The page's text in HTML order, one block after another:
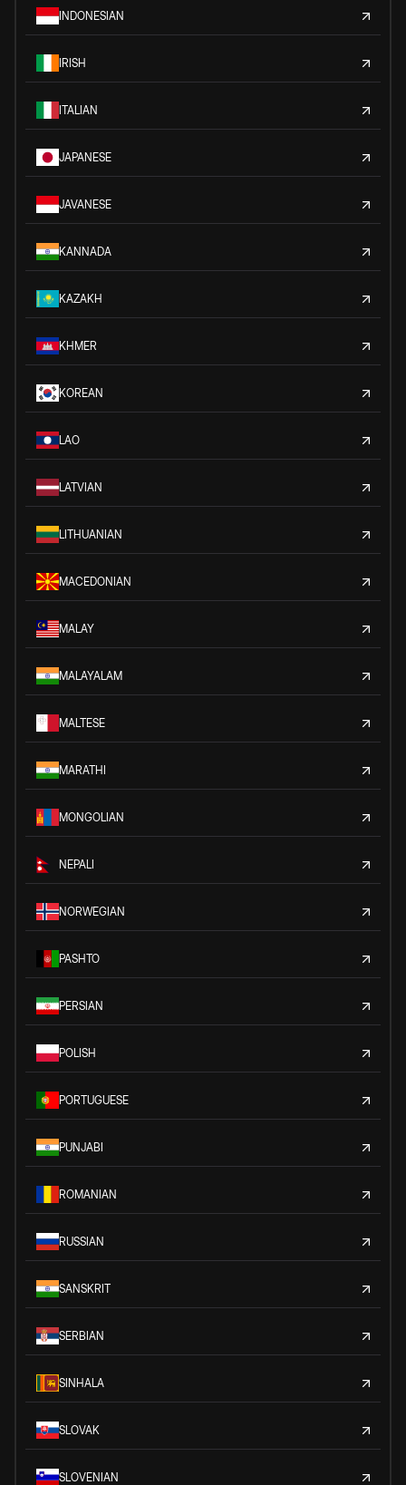
INDONESIAN
IRISH
ITALIAN
JAPANESE
JAVANESE
KANNADA
KAZAKH
KHMER
KOREAN
LAO
LATVIAN
LITHUANIAN
MACEDONIAN
MALAY
MALAYALAM
MALTESE
MARATHI
MONGOLIAN
NEPALI
NORWEGIAN
PASHTO
PERSIAN
POLISH
PORTUGUESE
PUNJABI
ROMANIAN
RUSSIAN
SANSKRIT
SERBIAN
SINHALA
SLOVAK
SLOVENIAN